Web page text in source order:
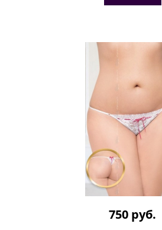
750 руб.